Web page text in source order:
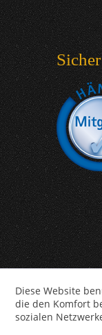
Diese Website
die den Komfort
sozialen